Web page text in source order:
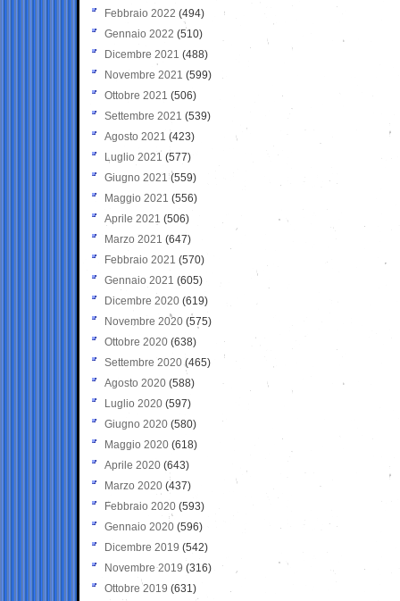
Febbraio 2022 (494)
Gennaio 2022 (510)
Dicembre 2021 (488)
Novembre 2021 (599)
Ottobre 2021 (506)
Settembre 2021 (539)
Agosto 2021 (423)
Luglio 2021 (577)
Giugno 2021(559)
Maggio 2021 (556)
Aprile 2021 (506)
Marzo 2021 (647)
Febbraio 2021 (570)
Gennaio 2021 (605)
Dicembre 2020 (619)
Novembre 2020 (575)
Ottobre 2020 (638)
Settembre 2020(465)
Agosto 2020 (588)
Luglio 2020 (597)
Giugno 2020 (580)
Maggio 2020 (618)
Aprile 2020 (643)
Marzo 2020 (437)
Febbraio 2020 (593)
Gennaio 2020 (596)
Dicembre 2019 (542)
Novembre 2019 (316)
Ottobre 2019 (631)